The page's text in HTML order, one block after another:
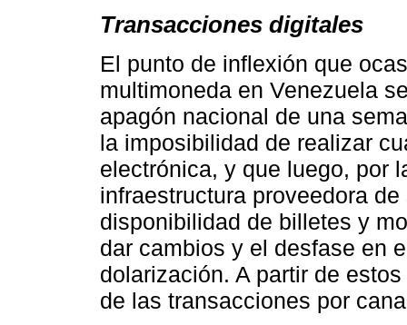
Transacciones digitales
El punto de inflexión que
multimoneda en Venezuela
apagón nacional de una
la imposibilidad de realizar
electrónica, y que luego, por
infraestructura proveedora
disponibilidad de billetes y
dar cambios y el desfase en
dolarización. A partir de
de las transacciones por